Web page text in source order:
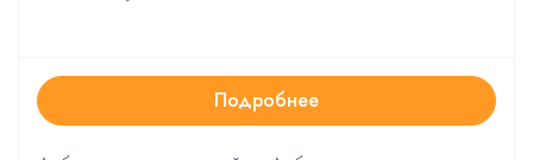
Подробнее